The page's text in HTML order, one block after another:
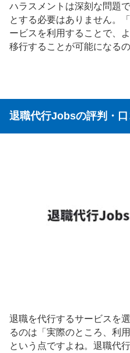
ハラスメントは深刻な問題
とする必要はありません。
ービスを利用することで、
移行することが可能になるの
退職代行Jobsの評判・口
退職を代行するサービスを
るのは「実際のところ、利
という点ですよね。退職代